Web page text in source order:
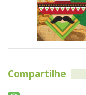
Compartilhe